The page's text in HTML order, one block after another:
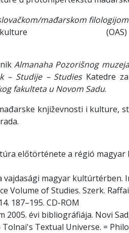
mađarskom filologijom
kulture (OAS)
Almanaha Pozorišnog muzeja
– Studije – StudiesKatedre
fakulteta u Novom Sadu.
književnosti i kulture,
előtörténete a régió magyar
magyar kultúrtérben.
Volume of Studies. Szerk.
187–195. CD-ROM
2005. évi bibliográfiája. Novi
Textual Universe. =